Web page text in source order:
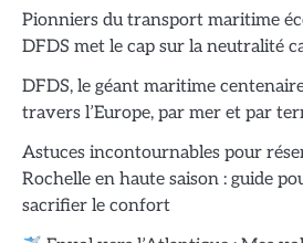
Pionniers du transport maritime
DFDS met le cap sur la neutralité
DFDS, le géant maritime
travers l’Europe, par mer et par
Astuces incontournables pour
Rochelle en haute saison : guide
sacrifier le confort